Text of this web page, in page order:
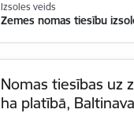
Izsoles veids
Zemes nomas tiesību
Nomas tiesības uz
ha platībā,